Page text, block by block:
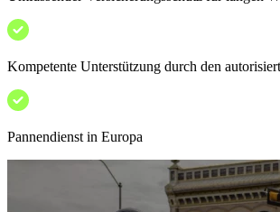
Kompetente Unterstützung durch den
Pannendienst in Europa